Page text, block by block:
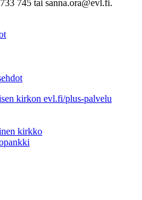
745 tai sanna.ora@evl.fi.
kirkon evl.fi/plus-palvelu
kirkko